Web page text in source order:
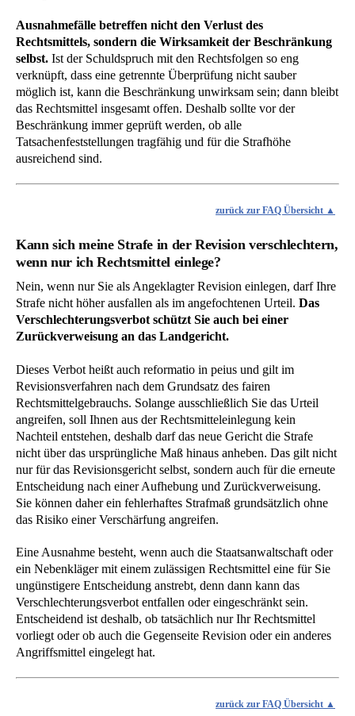
Ausnahmefälle betreffen nicht den Verlust des
Rechtsmittels, sondern die Wirksamkeit der Beschränkung
selbst. Ist der Schuldspruch mit den Rechtsfolgen so eng
verknüpft, dass eine getrennte Überprüfung nicht sauber
möglich ist, kann die Beschränkung unwirksam sein; dann bleibt
das Rechtsmittel insgesamt offen. Deshalb sollte vor der
Beschränkung immer geprüft werden, ob alle
Tatsachenfeststellungen tragfähig und für die Strafhöhe
ausreichend sind.
zurück zur FAQ Übersicht
Kann sich meine Strafe in der Revision verschlechtern,
wenn nur ich Rechtsmittel einlege?
Nein, wenn nur Sie als Angeklagter Revision einlegen, darf Ihre
Strafe nicht höher ausfallen als im angefochtenen Urteil. Das
Verschlechterungsverbot schützt Sie auch bei einer
Zurückverweisung an das Landgericht.
Dieses Verbot heißt auch reformatio in peius und gilt im
Revisionsverfahren nach dem Grundsatz des fairen
Rechtsmittelgebrauchs. Solange ausschließlich Sie das Urteil
angreifen, soll Ihnen aus der Rechtsmitteleinlegung kein
Nachteil entstehen, deshalb darf das neue Gericht die Strafe
nicht über das ursprüngliche Maß hinaus anheben. Das gilt nicht
nur für das Revisionsgericht selbst, sondern auch für die erneute
Entscheidung nach einer Aufhebung und Zurückverweisung.
Sie können daher ein fehlerhaftes Strafmaß grundsätzlich ohne
das Risiko einer Verschärfung angreifen.
Eine Ausnahme besteht, wenn auch die Staatsanwaltschaft oder
ein Nebenkläger mit einem zulässigen Rechtsmittel eine für Sie
ungünstigere Entscheidung anstrebt, denn dann kann das
Verschlechterungsverbot entfallen oder eingeschränkt sein.
Entscheidend ist deshalb, ob tatsächlich nur Ihr Rechtsmittel
vorliegt oder ob auch die Gegenseite Revision oder ein anderes
Angriffsmittel eingelegt hat.
zurück zur FAQ Übersicht